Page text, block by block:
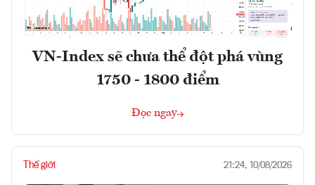
VN-Index sẽ chưa thể đột phá vùng
1750 - 1800 điểm
Đọc ngay
Thế giới 21:24, 10/08/2026